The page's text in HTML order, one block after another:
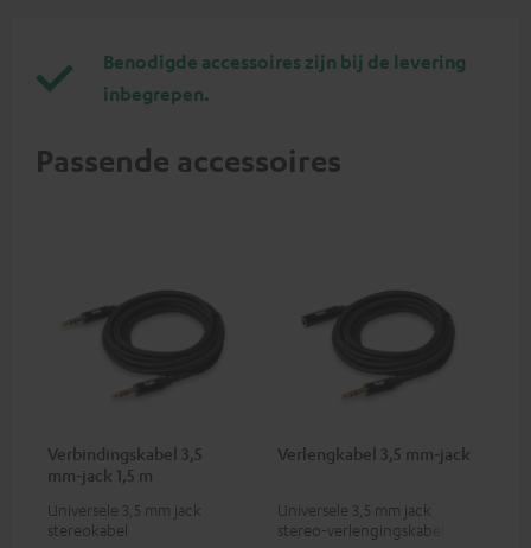
Benodigde accessoires zijn bij de levering
inbegrepen.
Passende accessoires
Verbindingskabel 3,5
mm‑jack 1,5 m
Universele 3,5 mm jack
stereokabel
Verlengkabel 3,5 mm‑jack
Universele 3,5 mm jack
stereo-verlengingskabel